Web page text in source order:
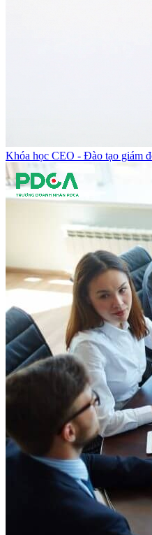
Khóa học CEO - Đào tạo giám